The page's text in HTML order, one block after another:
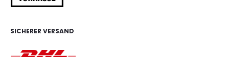
SICHERER VERSAND